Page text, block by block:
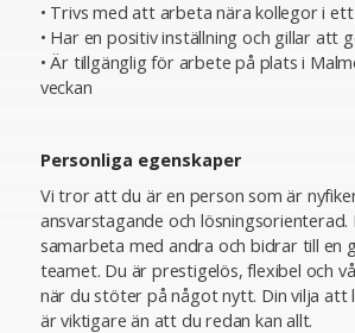
• Trivs med att arbeta nära kollegor i
• Har en positiv inställning och gillar att
• Är tillgänglig för arbete på plats i
veckan
Personliga egenskaper
Vi tror att du är en person som är
ansvarstagande och
samarbeta med andra och bidrar till en
teamet. Du är prestigelös, flexibel och
när du stöter på något nytt. Din vilja att
är viktigare än att du redan kan allt.